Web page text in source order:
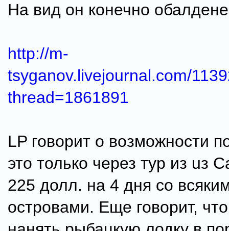
На вид он конечно
http://m-
tsyganov.livejournal.com/
thread=1861891
LP говорит о возможности
это только через тур из uз
225 долл. на 4 дня со
островами. Еще говорит,